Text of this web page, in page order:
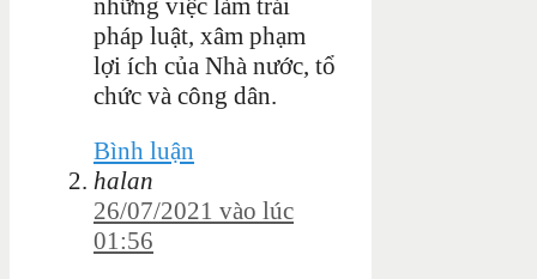
pháp luật, xâm phạm
lợi ích của Nhà nước, tổ
chức và công dân.
Bình luận
halan
26/07/2021 vào lúc
01:56